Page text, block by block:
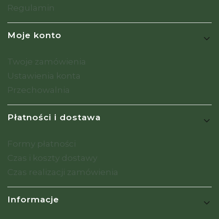
Regulamin
Moje konto
Twoje zamówienia
Ustawienia konta
Przechowalnia
Płatności i dostawa
Formy płatności
Czas i koszty dostawy
Czas realizacji zamówienia
Informacje